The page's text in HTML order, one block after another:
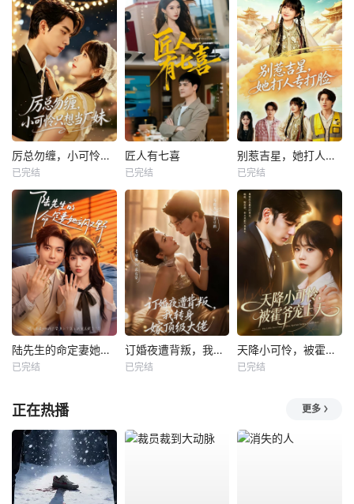
厉总勿缠，小可怜只想当厂妹
已完结
匠人有七喜
已完结
别惹吉星，她打人专打脸
已完结
陆先生的命定妻她飒又野
已完结
订婚夜遭背叛，我转身嫁顶级大佬
已完结
天降小可怜，被霍爷宠上天
已完结
正在热播 更多